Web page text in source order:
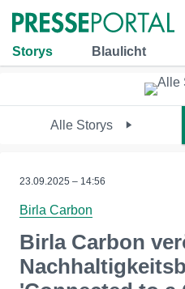
Storys Blaulicht
Alle Storys
23.09.2025 – 14:56
Birla Carbon
Birla Carbon